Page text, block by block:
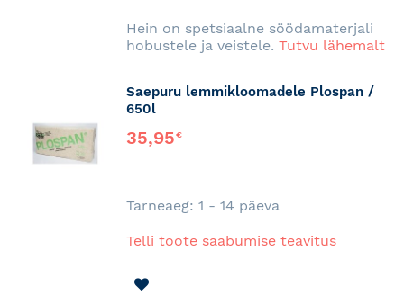
Hein on spetsiaalne söödamaterjali
hobustele ja veistele. Tutvu lähemalt
Saepuru lemmikloomadele Plospan /
650l
35,95€
Tarneaeg: 1 - 14 päeva
Telli toote saabumise teavitus